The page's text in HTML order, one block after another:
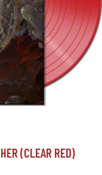
(CLEAR RED)